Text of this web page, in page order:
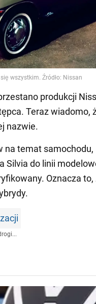
produkcji
Teraz wiadomo,
nazwie.
na temat
Silvia do linii
Oznacza